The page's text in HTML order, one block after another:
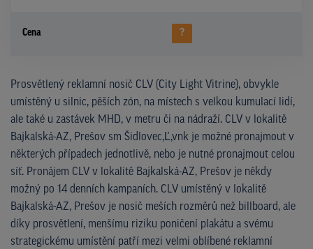
Cena ?
Prosvětlený reklamní nosič CLV (City Light Vitrine), obvykle
umístěný u silnic, pěších zón, na místech s velkou kumulací lidí,
ale také u zastávek MHD, v metru či na nádraží. CLV v lokalitě
Bajkalská-AZ, Prešov sm Šidlovec,Ľ,vnk je možné pronajmout v
některých případech jednotlivě, nebo je nutné pronajmout celou
síť. Pronájem CLV v lokalitě Bajkalská-AZ, Prešov je někdy
možný po 14 denních kampaních. CLV umístěný v lokalitě
Bajkalská-AZ, Prešov je nosič meších rozměrů než billboard, ale
díky prosvětlení, menšímu riziku poničení plakátu a svému
strategickému umístění patří mezi velmi oblíbené reklamní